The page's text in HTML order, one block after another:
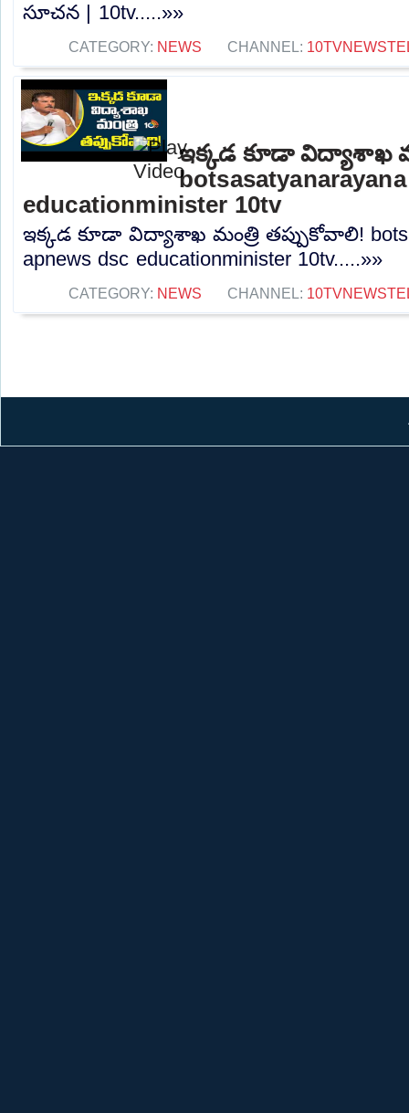
సూచన | 10tv.....»»
CATEGORY: NEWS CHANNEL:
ఇక్కడ కూడా విద్యాశాఖ
educationminister 10tv
ఇక్కడ కూడా విద్యాశాఖ మంత్రి తప్పుకోవాలి!
apnews dsc educationminister 10tv.....»»
CATEGORY: NEWS CHANNEL: